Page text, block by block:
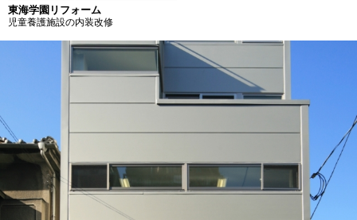
東海学園リフォーム
児童養護施設の内装改修